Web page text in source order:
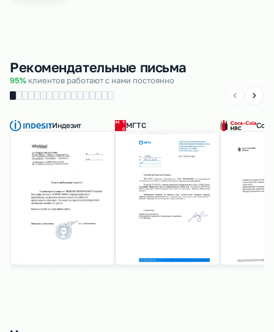
Рекомендательные письма
95% клиентов работают с нами постоянно
Индезит МГТС